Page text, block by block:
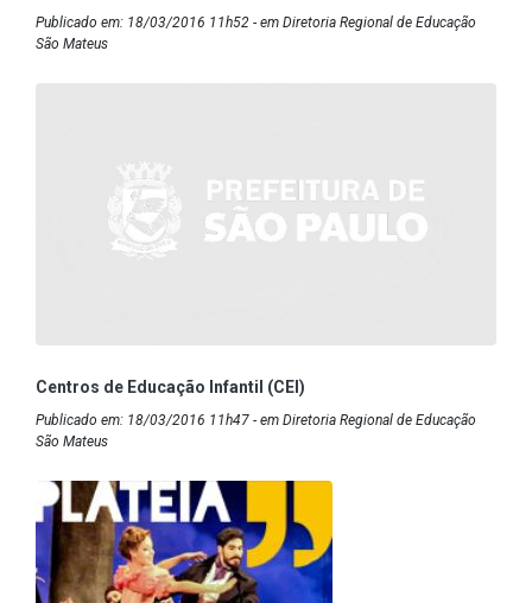
Publicado em: 18/03/2016 11h52 - em Diretoria Regional de Educação
São Mateus
Centros de Educação Infantil (CEI)
Publicado em: 18/03/2016 11h47 - em Diretoria Regional de Educação
São Mateus